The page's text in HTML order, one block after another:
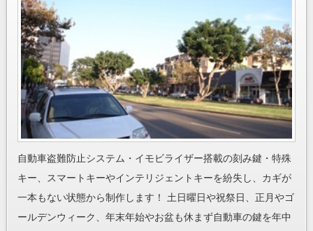
自動車盗難防止システム・イモビライザー搭載の刻み鍵・特殊
キー、スマートキーやインテリジェントキーを紛失し、カギが
一本もない状態から制作します！ 土日曜日や祝祭日、正月やゴ
ールデンウィーク、年末年始やお盆も休まず自動車の鍵を年中